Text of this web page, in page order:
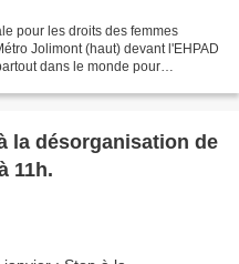
pour les droits des femmes
Jolimont (haut) devant l'EHPAD
dans le monde pour
la désorganisation de
11h.